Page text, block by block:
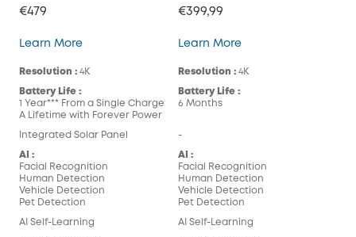
€479
Learn MoreeufyCam S330 (eufyCam 3)
Resolution : 4K
Battery Life :
1 Year*** From a Single Charge
A Lifetime with Forever Power
Integrated Solar Panel
AI :
Facial Recognition
Human Detection
Vehicle Detection
Pet Detection
AI Self-Learning
€399,99
Learn MoreeufyCam S300
Resolution : 4K
Battery Life :
6 Months
-
AI :
Facial Recognition
Human Detection
Vehicle Detection
Pet Detection
AI Self-Learning